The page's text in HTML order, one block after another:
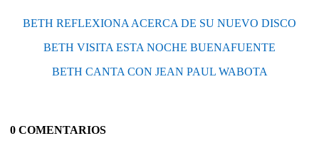
BETH REFLEXIONA ACERCA DE SU NUEVO DISCO
BETH VISITA ESTA NOCHE BUENAFUENTE
BETH CANTA CON JEAN PAUL WABOTA
0 COMENTARIOS